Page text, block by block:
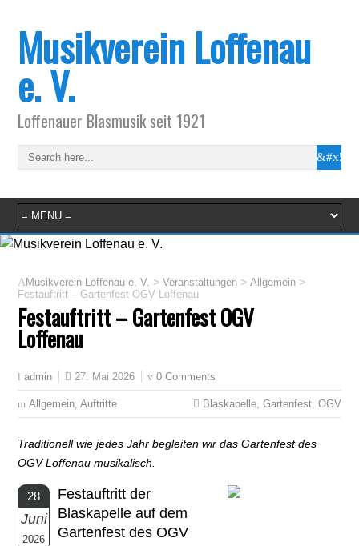
Musikverein Loffenau
e. V.
Loffenauer Blasmusik seit 1921
Musikverein Loffenau e. V. >Veranstaltungen >Allgemein >
Festauftritt – Gartenfest OGV Loffenau
Festauftritt – Gartenfest OGV
Loffenau
admin 27. Mai 2026 0 Comments
Allgemein,Auftritte Blaskapelle, Gartenfest, OGV
Traditionell wie jedes Jahr begleiten wir das Gartenfest des
OGV Loffenau musikalisch.
28
Juni
2026
Festauftritt der
Blaskapelle auf dem
Gartenfest des OGV